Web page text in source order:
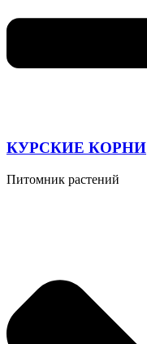
КУРСКИЕ КОРНИ
Питомник растений